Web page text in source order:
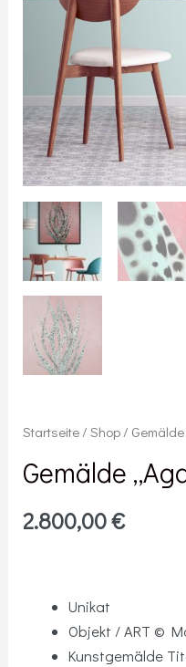
Startseite /Shop / Gemälde
Gemälde
2.800,00€
Unikat
Objekt / ART ©
Kunstgemälde